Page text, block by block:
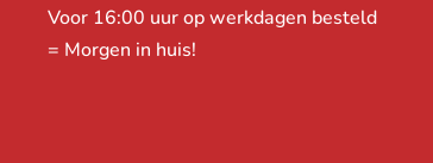
Voor 16:00 uur op werkdagen besteld
= Morgen in huis!